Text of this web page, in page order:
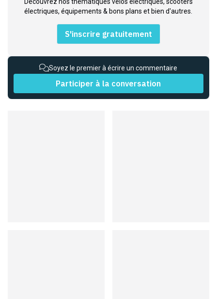
Découvrez nos thématiques vélos électriques, scooters
électriques, équipements & bons plans et bien d'autres.
S'inscrire gratuitement
Soyez le premier à écrire un commentaire
Participer à la conversation